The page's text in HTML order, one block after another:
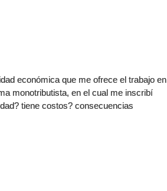
económica que me ofrece el trabajo en
monotributista, en el cual me inscribí
tiene costos? consecuencias